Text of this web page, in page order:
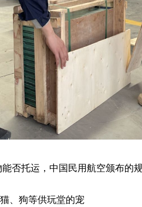
否托运，中国民用航空颁布的
、狗等供玩堂的宠